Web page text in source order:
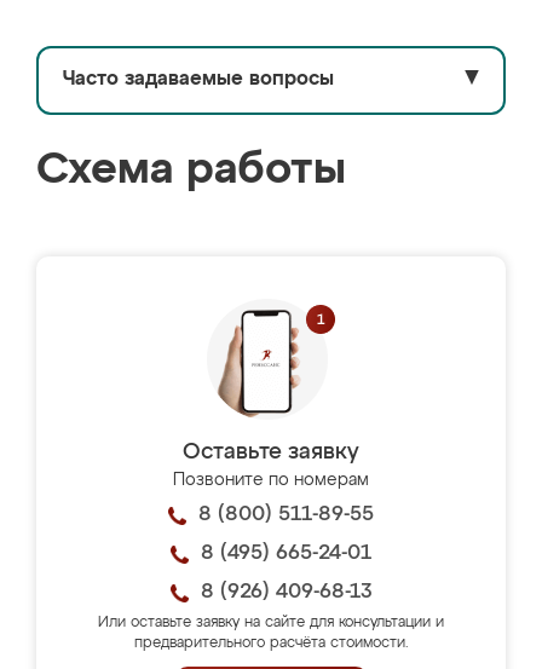
Часто задаваемые вопросы ▼
Схема работы
Оставьте заявку
Позвоните по номерам
8 (800) 511-89-55
8 (495) 665-24-01
8 (926) 409-68-13
Или оставьте заявку на сайте для консультации и
предварительного расчёта стоимости.